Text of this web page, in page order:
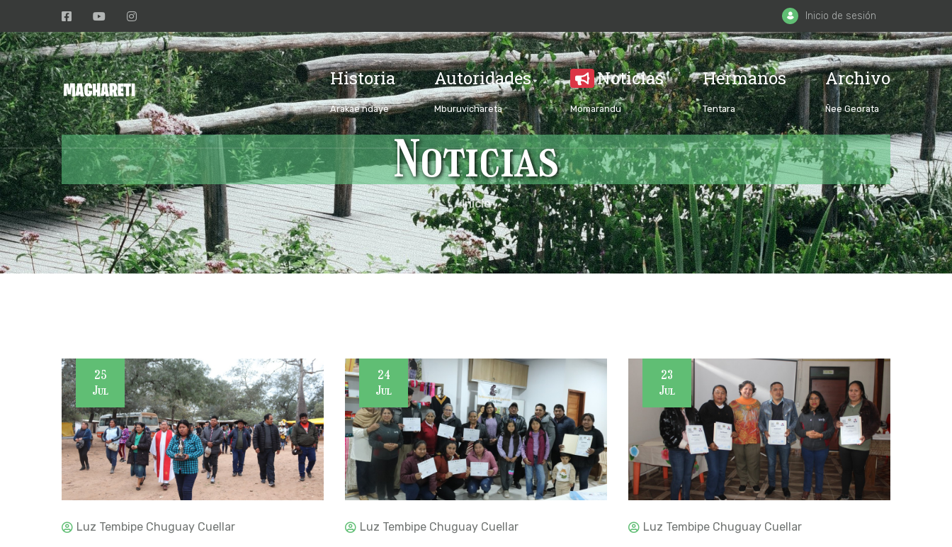
Inicio de sesión
Historia
Arakae ndaye
Autoridades
Mburuvichareta
Noticias
Momarandu
Hermanos
Tentara
Archivo
Ñee Georata
Noticias
Inicio
25
Jul
Luz Tembipe Chuguay Cuellar
24
Jul
Luz Tembipe Chuguay Cuellar
23
Jul
Luz Tembipe Chuguay Cuellar